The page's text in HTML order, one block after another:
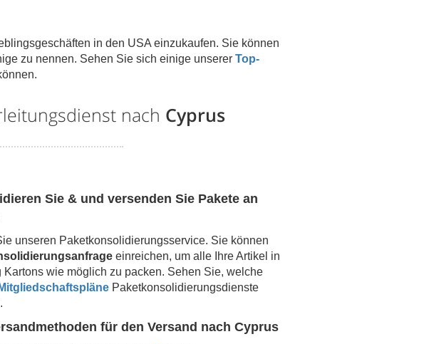
in den USA einzukaufen. Sie können
zu nennen. Sehen Sie sich einige unserer Top-
nach Cyprus
Sie & und versenden Sie Pakete an
unseren Paketkonsolidierungsservice. Sie können
einreichen, um alle Ihre Artikel in
Kartons wie möglich zu packen. Sehen Sie, welche
Mitgliedschaftspläne Paketkonsolidierungsdienste
für den Versand nach Cyprus